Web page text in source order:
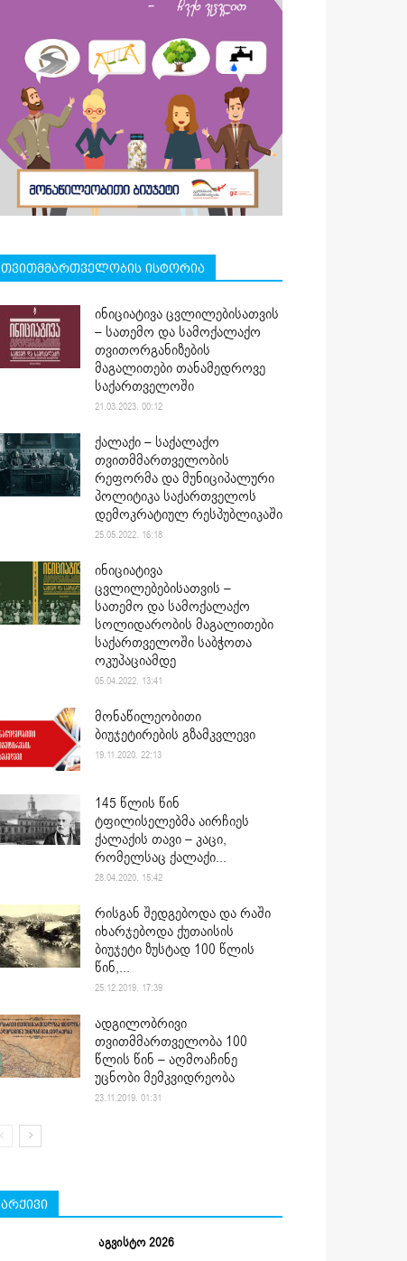
თვითმმართველობის ისტორია
ინიციატივა ცვლილებისათვის
– სათემო და სამოქალაქო
თვითორგანიზების
მაგალითები თანამედროვე
საქართველოში
21.03.2023. 00:12
ქალაქი – საქალაქო
თვითმმართველობის
რეფორმა და მუნიციპალური
პოლიტიკა საქართველოს
დემოკრატიულ რესპუბლიკაში
25.05.2022. 16:18
ინიციატივა
ცვლილებებისათვის –
სათემო და სამოქალაქო
სოლიდარობის მაგალითები
საქართველოში საბჭოთა
ოკუპაციამდე
05.04.2022. 13:41
მონაწილეობითი
ბიუჯეტირების გზამკვლევი
19.11.2020. 22:13
145 წლის წინ
ტფილისელებმა აირჩიეს
ქალაქის თავი – კაცი,
რომელსაც ქალაქი...
28.04.2020. 15:42
რისგან შედგებოდა და რაში
იხარჯებოდა ქუთაისის
ბიუჯეტი ზუსტად 100 წლის
წინ,...
25.12.2019. 17:39
ადგილობრივი
თვითმმართველობა 100
წლის წინ – აღმოაჩინე
უცნობი მემკვიდრეობა
23.11.2019. 01:31
არქივი
აგვისტო 2026